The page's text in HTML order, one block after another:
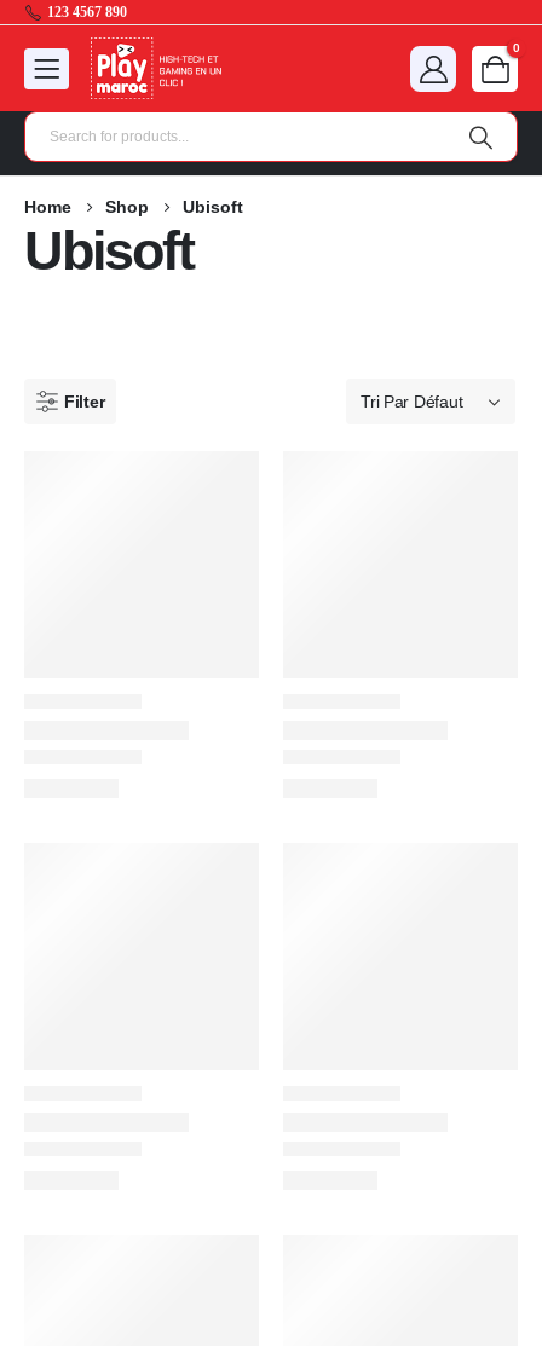
123 4567 890
0
Home Shop Ubisoft
Ubisoft
Filter